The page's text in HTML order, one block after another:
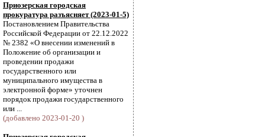
Приозерская городская
прокуратура разъясняет (2023-01-5)
Постановлением Правительства
Российской Федерации от 22.12.2022
№ 2382 «О внесении изменений в
Положение об организации и
проведении продажи
государственного или
муниципального имущества в
электронной форме» уточнен
порядок продажи государственного
или ...
(добавлено 2023-01-20 )